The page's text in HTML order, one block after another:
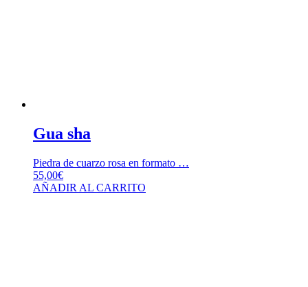
Gua sha
Piedra de cuarzo rosa en formato …
55,00€
AÑADIR AL CARRITO